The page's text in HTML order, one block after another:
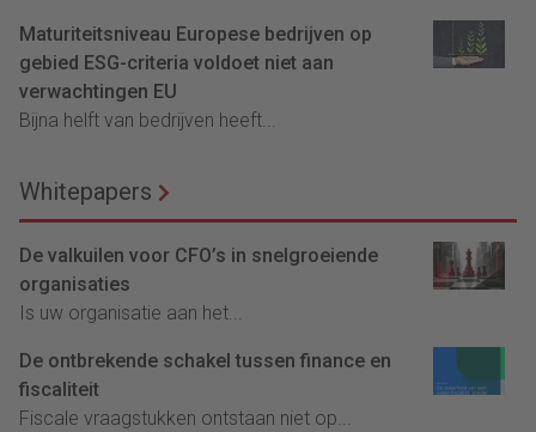
Maturiteitsniveau Europese bedrijven op
gebied ESG-criteria voldoet niet aan
verwachtingen EU
Bijna helft van bedrijven heeft...
Whitepapers
De valkuilen voor CFO’s in snelgroeiende
organisaties
Is uw organisatie aan het...
De ontbrekende schakel tussen finance en
fiscaliteit
Fiscale vraagstukken ontstaan niet op...